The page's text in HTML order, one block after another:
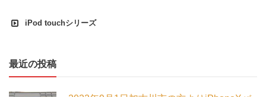
iPod touchシリーズ
最近の投稿